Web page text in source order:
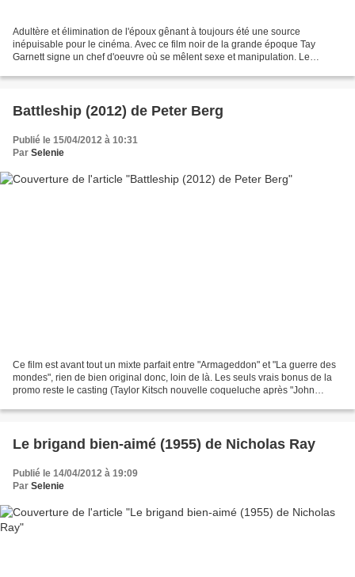
Adultère et élimination de l'époux gênant à toujours été une source
inépuisable pour le cinéma. Avec ce film noir de la grande époque Tay
Garnett signe un chef d'oeuvre où se mêlent sexe et manipulation. Le
Battleship (2012) de Peter Berg
Publié le 15/04/2012 à 10:31
Par Selenie
Ce film est avant tout un mixte parfait entre "Armageddon" et "La guerre des
mondes", rien de bien original donc, loin de là. Les seuls vrais bonus de la
promo reste le casting (Taylor Kitsch nouvelle coqueluche après "John
Le brigand bien-aimé (1955) de Nicholas Ray
Publié le 14/04/2012 à 19:09
Par Selenie